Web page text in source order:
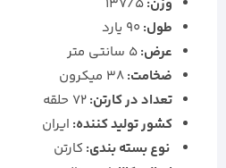
طول: 90 یارد
عرض:5 سانتی متر
ضخامت:38 میکرون
تعداد در کارتن:72 حلقه
كشور توليد كننده: ایران
نوع بسته بندی: کارتن